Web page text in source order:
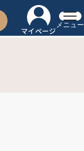
マイページ
メニュー